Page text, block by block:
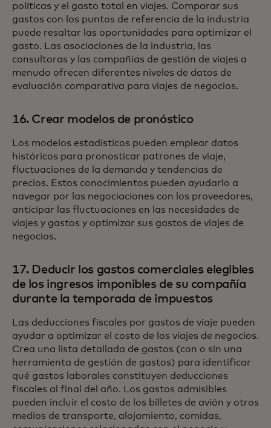
políticas y el gasto total en viajes. Comparar sus
gastos con los puntos de referencia de la industria
puede resaltar las oportunidades para optimizar el
gasto. Las asociaciones de la industria, las
consultoras y las compañías de gestión de viajes a
menudo ofrecen diferentes niveles de datos de
evaluación comparativa para viajes de negocios.
16. Crear modelos de pronóstico
Los modelos estadísticos pueden emplear datos
históricos para pronosticar patrones de viaje,
fluctuaciones de la demanda y tendencias de
precios. Estos conocimientos pueden ayudarlo a
navegar por las negociaciones con los proveedores,
anticipar las fluctuaciones en las necesidades de
viajes y gastos y optimizar sus gastos de viajes de
negocios.
17. Deducir los gastos comerciales elegibles
de los ingresos imponibles de su compañía
durante la temporada de impuestos
Las deducciones fiscales por gastos de viaje pueden
ayudar a optimizar el costo de los viajes de negocios.
Crea una lista detallada de gastos (con o sin una
herramienta de gestión de gastos) para identificar
qué gastos laborales constituyen deducciones
fiscales al final del año. Los gastos admisibles
pueden incluir el costo de los billetes de avión y otros
medios de transporte, alojamiento, comidas,